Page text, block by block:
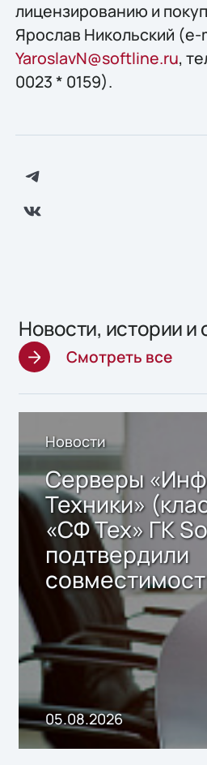
лицензированию и
Ярослав Никольский (e-
YaroslavN@softline.ru,
0023 * 0159).
Новости, истории и
Смотреть все
Новости
Серверы
Техники»
«СФ Тех» ГК
подтвердили
решением
Storage 2.x для
хранения
05.08.2026